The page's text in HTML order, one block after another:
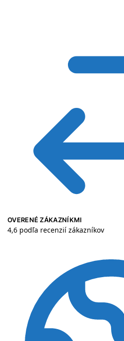
OVERENÉ ZÁKAZNÍKMI
4,6 podľa recenzií zákazníkov